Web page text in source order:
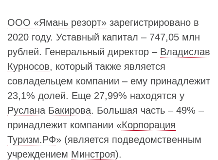
ООО «Ямань резорт» зарегистрировано в
2020 году. Уставный капитал – 747,05 млн
рублей. Генеральный директор – Владислав
Курносов, который также является
совладельцем компании – ему принадлежит
23,1% долей. Еще 27,99% находятся у
Руслана Бакирова. Большая часть – 49% –
принадлежит компании «Корпорация
Туризм.РФ» (является подведомственным
учреждением Минстроя).